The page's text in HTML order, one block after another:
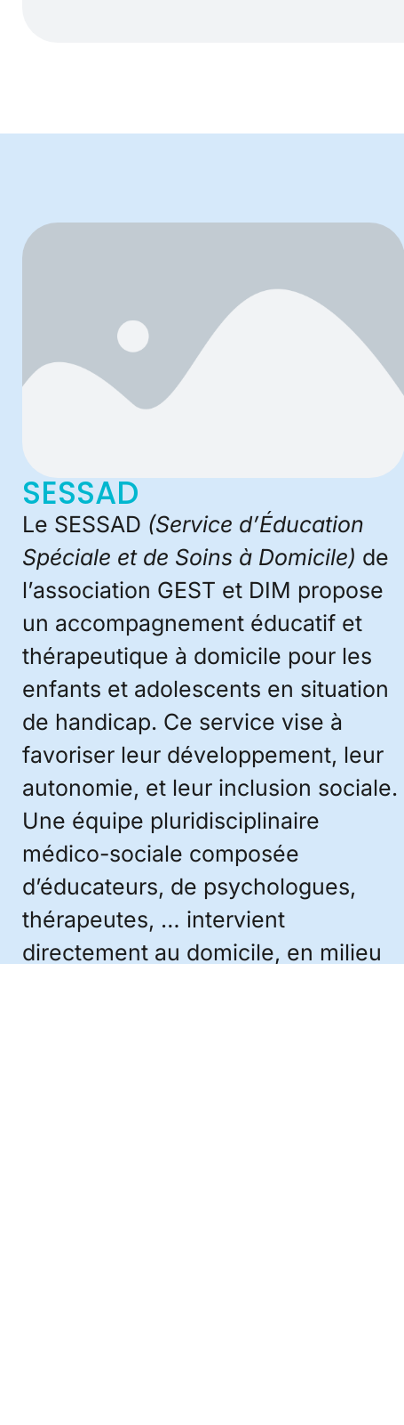
SESSAD
Le SESSAD (Service d’Éducation
Spéciale et de Soins à Domicile) de
l’association GEST et DIM propose
un accompagnement éducatif et
thérapeutique à domicile pour les
enfants et adolescents en situation
de handicap. Ce service vise à
favoriser leur développement, leur
autonomie, et leur inclusion sociale.
Une équipe pluridisciplinaire
médico-sociale composée
d’éducateurs, de psychologues,
thérapeutes, … intervient
directement au domicile, en milieu